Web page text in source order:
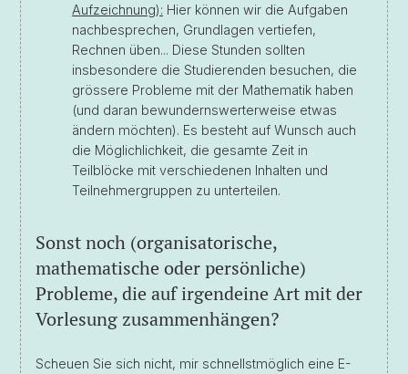
Aufzeichnung): Hier können wir die Aufgaben
nachbesprechen, Grundlagen vertiefen,
Rechnen üben... Diese Stunden sollten
insbesondere die Studierenden besuchen, die
grössere Probleme mit der Mathematik haben
(und daran bewundernswerterweise etwas
ändern möchten). Es besteht auf Wunsch auch
die Möglichlichkeit, die gesamte Zeit in
Teilblöcke mit verschiedenen Inhalten und
Teilnehmergruppen zu unterteilen.
Sonst noch (organisatorische,
mathematische oder persönliche)
Probleme, die auf irgendeine Art mit der
Vorlesung zusammenhängen?
Scheuen Sie sich nicht, mir schnellstmöglich eine E-